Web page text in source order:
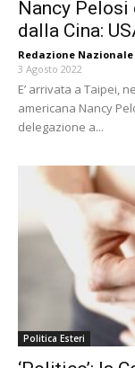
Nancy Pelosi
dalla Cina:
Redazione Nazionale
3 Agosto 2022
E’ arrivata a Taipei,
americana Nancy
delegazione a...
Politica Esteri